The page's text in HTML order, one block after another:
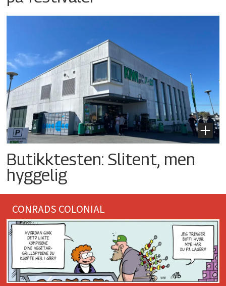
Butikktesten: Slitent, men
hyggelig
CONRADS COLONIAL